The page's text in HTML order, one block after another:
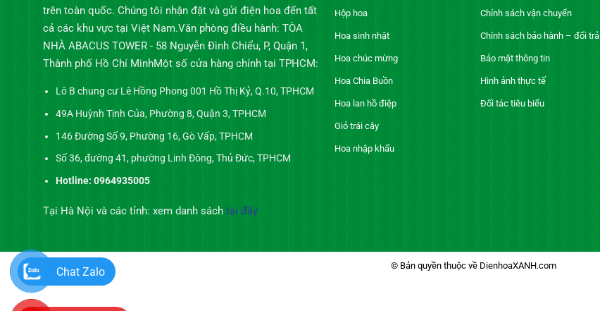
trên toàn quốc. Chúng tôi nhận đặt và gửi điện hoa đến tất
cả các khu vực tại Việt Nam.Văn phòng điều hành: TÒA
NHÀ ABACUS TOWER - 58 Nguyễn Đình Chiểu, P, Quận 1,
Thành phố Hồ Chí MinhMột số cửa hàng chính tại TPHCM:
Lô B chung cư Lê Hồng Phong 001 Hồ Thị Kỷ, Q.10, TPHCM
49A Huỳnh Tịnh Của, Phường 8, Quận 3, TPHCM
146 Đường Số 9, Phường 16, Gò Vấp, TPHCM
Số 36, đường 41, phường Linh Đông, Thủ Đức, TPHCM
Hotline: 0964935005
Tại Hà Nội và các tỉnh: xem danh sách tại đây
Hộp hoa
Hoa sinh nhật
Hoa chúc mừng
Hoa Chia Buồn
Hoa lan hồ điệp
Giỏ trái cây
Hoa nhập khẩu
Chính sách vận chuyển
Chính sách bảo hành – đổi trả
Bảo mật thông tin
Hình ảnh thực tế
Đối tác tiêu biểu
© Bản quyền thuộc về DienhoaXANH.com
Chat Zalo